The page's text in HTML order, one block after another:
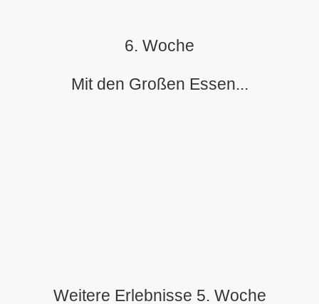
6. Woche
Mit den Großen Essen...
Weitere Erlebnisse 5. Woche